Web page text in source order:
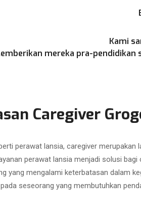
Kami
mereka pra-
Caregiver
perawat lansia, caregiver
perawat lansia menjadi solusi
yang mengalami keterbatasan dalam
seseorang yang membutuhkan